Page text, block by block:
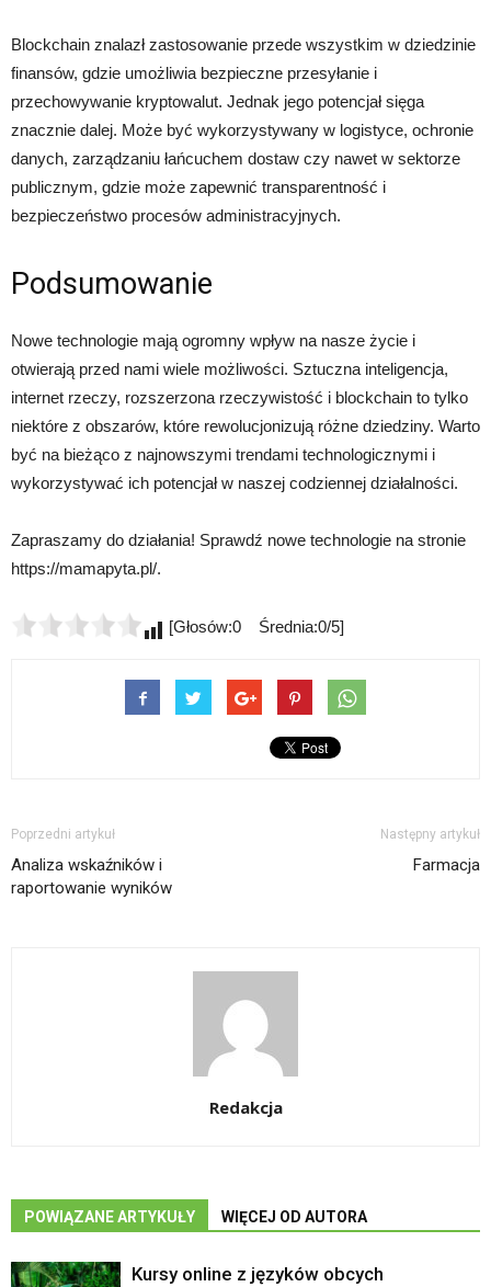
Blockchain znalazł zastosowanie przede wszystkim w dziedzinie
finansów, gdzie umożliwia bezpieczne przesyłanie i
przechowywanie kryptowalut. Jednak jego potencjał sięga
znacznie dalej. Może być wykorzystywany w logistyce, ochronie
danych, zarządzaniu łańcuchem dostaw czy nawet w sektorze
publicznym, gdzie może zapewnić transparentność i
bezpieczeństwo procesów administracyjnych.
Podsumowanie
Nowe technologie mają ogromny wpływ na nasze życie i
otwierają przed nami wiele możliwości. Sztuczna inteligencja,
internet rzeczy, rozszerzona rzeczywistość i blockchain to tylko
niektóre z obszarów, które rewolucjonizują różne dziedziny. Warto
być na bieżąco z najnowszymi trendami technologicznymi i
wykorzystywać ich potencjał w naszej codziennej działalności.
Zapraszamy do działania! Sprawdź nowe technologie na stronie
https://mamapyta.pl/.
[Głosów:0 Średnia:0/5]
Poprzedni artykuł
Analiza wskaźników i
raportowanie wyników
Następny artykuł
Farmacja
Redakcja
POWIĄZANE ARTYKUŁY WIĘCEJ OD AUTORA
Kursy online z języków obcych